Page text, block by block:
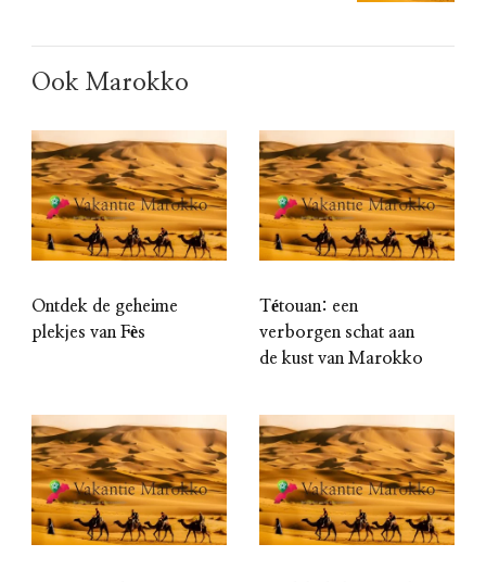
Ook Marokko
Ontdek de geheime
plekjes van Fès
Tétouan: een
verborgen schat aan
de kust van Marokko